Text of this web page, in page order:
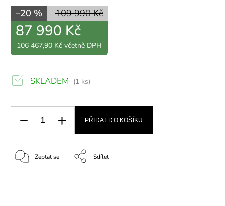
109 990 Kč
–20 %
87 990 Kč
106 467,90 Kč včetně DPH
SKLADEM (1 ks)
PŘIDAT DO KOŠÍKU
Zeptat se Sdílet